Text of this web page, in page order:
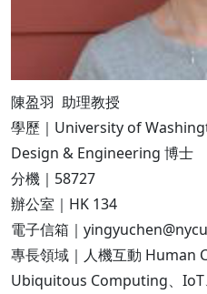
陳盈羽 助理教授
學歷｜University of
Design & Engineering 博士
分機｜58727
辦公室｜HK 134
電子信箱｜
專長領域｜人機互動 Human
Ubiquitous Computing、